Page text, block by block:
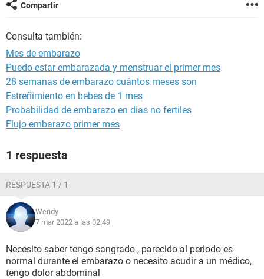
Compartir
Consulta también:
Mes de embarazo
Puedo estar embarazada y menstruar el primer mes
28 semanas de embarazo cuántos meses son
Estreñimiento en bebes de 1 mes
Probabilidad de embarazo en dias no fertiles
Flujo embarazo primer mes
1 respuesta
RESPUESTA 1 / 1
Wendy
7 mar 2022 a las 02:49
Necesito saber tengo sangrado , parecido al periodo es
normal durante el embarazo o necesito acudir a un médico,
tengo dolor abdominal